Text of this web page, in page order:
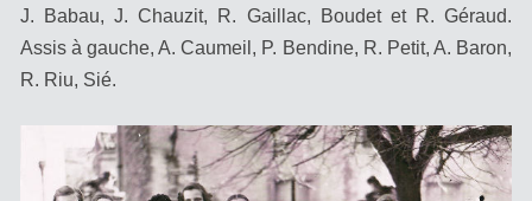
J. Babau, J. Chauzit, R. Gaillac, Boudet et R. Géraud.
Assis à gauche, A. Caumeil, P. Bendine, R. Petit, A. Baron,
R. Riu, Sié.